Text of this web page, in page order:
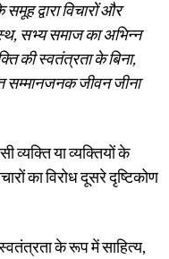
द्वारा विचारों और
सभ्य समाज का अभिन्न
की स्वतंत्रता के बिना,
जीवन जीना
व्यक्ति या व्यक्तियों के
का विरोध दूसरे दृष्टिकोण
के रूप में साहित्य,